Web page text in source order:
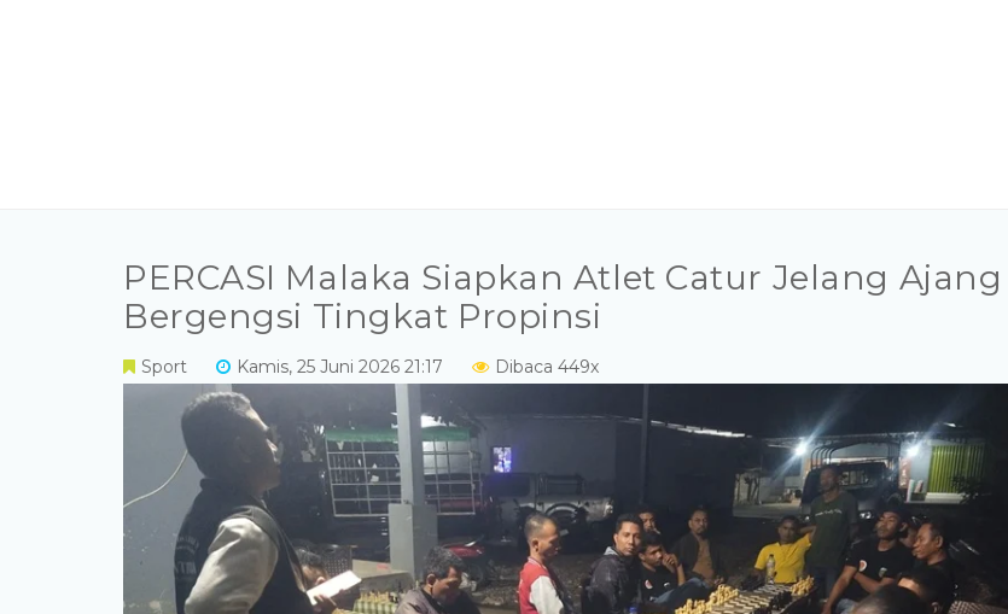
PERCASI Malaka Siapkan Atlet Catur Jelang Ajang
Bergengsi Tingkat Propinsi
Sport Kamis, 25 Juni 2026 21:17 Dibaca 449x